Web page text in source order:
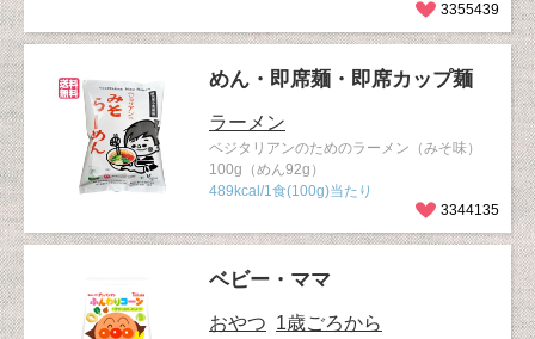
3355439
めん・即席麺・即席カップ麺
ラーメン
ベジタリアンのためのラーメン（みそ味）
100g（めん92g）
489kcal/1食(100g)当たり
3344135
ベビー・ママ
おやつ 1歳ごろから